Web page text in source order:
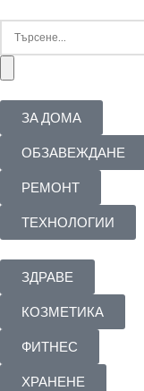
ЗА ДОМА
ОБЗАВЕЖДАНЕ
РЕМОНТ
ТЕХНОЛОГИИ
ЗДРАВЕ
КОЗМЕТИКА
ФИТНЕС
ХРАНЕНЕ